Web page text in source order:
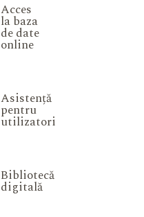
Acces
la baza
de date
online
Asistență
pentru
utilizatori
Bibliotecă
digitală